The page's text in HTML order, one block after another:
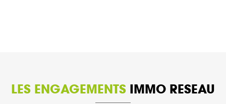
LES ENGAGEMENTS IMMO RESEAU